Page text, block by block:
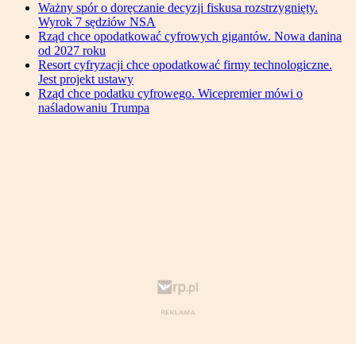
Ważny spór o doręczanie decyzji fiskusa rozstrzygnięty.
Wyrok 7 sędziów NSA
Rząd chce opodatkować cyfrowych gigantów. Nowa danina
od 2027 roku
Resort cyfryzacji chce opodatkować firmy technologiczne.
Jest projekt ustawy
Rząd chce podatku cyfrowego. Wicepremier mówi o
naśladowaniu Trumpa